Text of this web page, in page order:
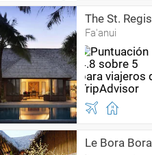
The St.
Fa'anui
Le Bora